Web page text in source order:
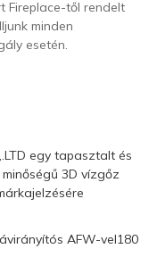
Fireplace-től rendelt
minden
esetén.
egy tapasztalt és
3D vízgőz